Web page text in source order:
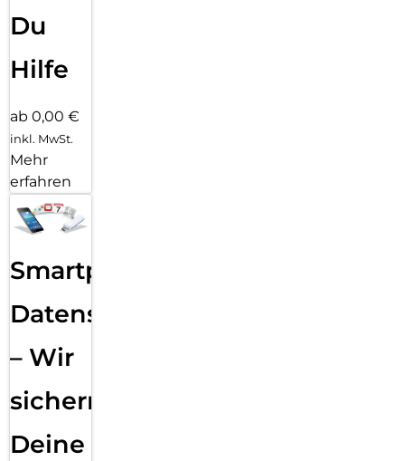
Du
Hilfe
ab 0,00 €
inkl. MwSt.
Mehr
erfahren
Smartphone
Datensicherung
– Wir
sichern
Deine